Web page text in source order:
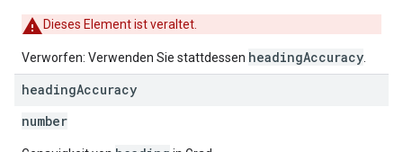
Dieses Element ist veraltet.
Verworfen: Verwenden Sie stattdessen headingAccuracy
headingAccuracy
number